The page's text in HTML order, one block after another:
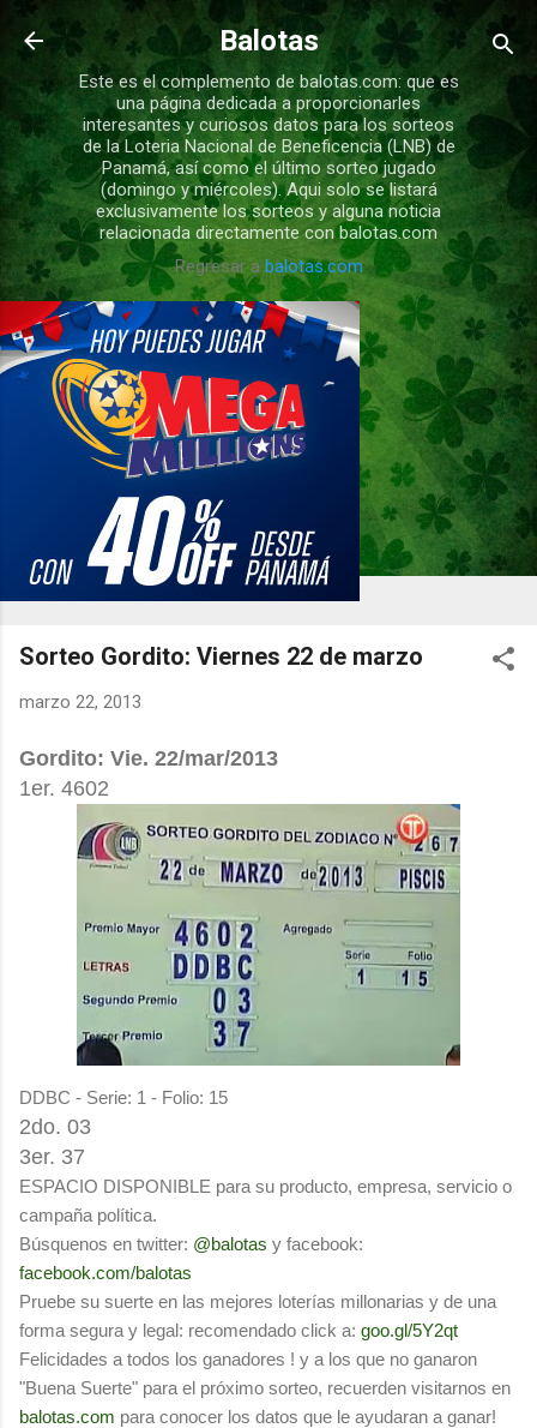
Ir al contenido principal
Balotas
Este es el complemento de balotas.com: que es
una página dedicada a proporcionarles
interesantes y curiosos datos para los sorteos
de la Loteria Nacional de Beneficencia (LNB) de
Panamá, así como el último sorteo jugado
(domingo y miércoles). Aqui solo se listará
exclusivamente los sorteos y alguna noticia
relacionada directamente con balotas.com
Regresar a balotas.com
Sorteo Gordito: Viernes 22 de marzo
marzo 22, 2013
Gordito: Vie. 22/mar/2013
1er. 4602
DDBC - Serie: 1 - Folio: 15
2do. 03
3er. 37
ESPACIO DISPONIBLE para su producto, empresa, servicio o
campaña política.
Búsquenos en twitter: @balotas y facebook:
facebook.com/balotas
Pruebe su suerte en las mejores loterías millonarias y de una
forma segura y legal: recomendado click a: goo.gl/5Y2qt
Felicidades a todos los ganadores ! y a los que no ganaron
"Buena Suerte" para el próximo sorteo, recuerden visitarnos en
balotas.com para conocer los datos que le ayudaran a ganar!